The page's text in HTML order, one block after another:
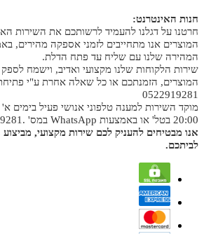
חנות האינטרנט:
חרטנו על דגלנו להעמיד לרשותכם את השירות
המוצרים אנו מתחייבים לזמני אספקה מהירים,
המהירה שלנו עם שליח עד פתח הדלת.
שירות הלקוחות שלנו מקצועי ואדיב, וישמח
המוצרים, הזמנתכם או כל שאלה אחרת ע"י
0522919281
20:00 בטל' או באמצעות WhatsApp במס' .0522919281
אנו מבטיחים להעניק לכם שירות מקצועי,
לביתכם.